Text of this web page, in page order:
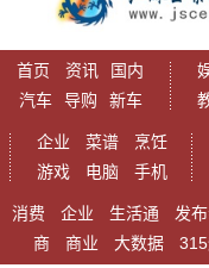
首页 资讯
国内
汽车
导购 新车
企业 菜谱
烹饪
游戏
电脑 手机
消费 企业 生活通 发
商
商业 大数据